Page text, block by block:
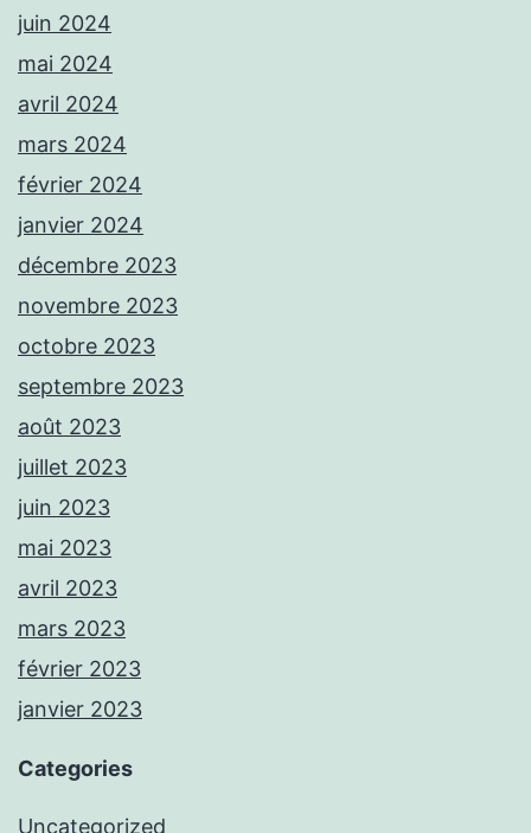
juin 2024
mai 2024
avril 2024
mars 2024
février 2024
janvier 2024
décembre 2023
novembre 2023
octobre 2023
septembre 2023
août 2023
juillet 2023
juin 2023
mai 2023
avril 2023
mars 2023
février 2023
janvier 2023
Categories
Uncategorized